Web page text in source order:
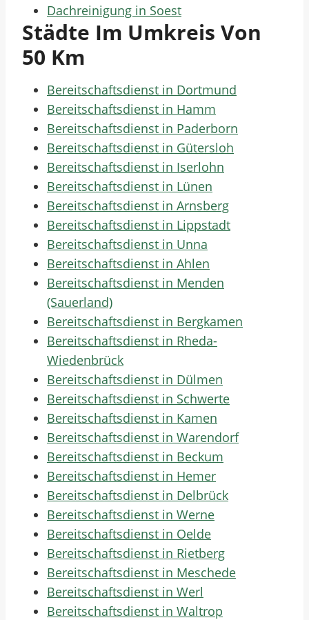
Dachreinigung in Soest
Städte Im Umkreis Von
50 Km
Bereitschaftsdienst in Dortmund
Bereitschaftsdienst in Hamm
Bereitschaftsdienst in Paderborn
Bereitschaftsdienst in Gütersloh
Bereitschaftsdienst in Iserlohn
Bereitschaftsdienst in Lünen
Bereitschaftsdienst in Arnsberg
Bereitschaftsdienst in Lippstadt
Bereitschaftsdienst in Unna
Bereitschaftsdienst in Ahlen
Bereitschaftsdienst in Menden
(Sauerland)
Bereitschaftsdienst in Bergkamen
Bereitschaftsdienst in Rheda-
Wiedenbrück
Bereitschaftsdienst in Dülmen
Bereitschaftsdienst in Schwerte
Bereitschaftsdienst in Kamen
Bereitschaftsdienst in Warendorf
Bereitschaftsdienst in Beckum
Bereitschaftsdienst in Hemer
Bereitschaftsdienst in Delbrück
Bereitschaftsdienst in Werne
Bereitschaftsdienst in Oelde
Bereitschaftsdienst in Rietberg
Bereitschaftsdienst in Meschede
Bereitschaftsdienst in Werl
Bereitschaftsdienst in Waltrop